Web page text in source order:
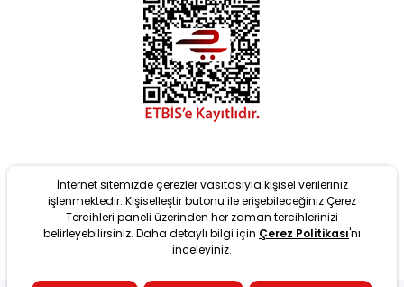
Yeni
tarafından T-Soft Altyapısıyla geliştirilmiştir. #OD 2022 Copyright
İnternet sitemizde çerezler vasıtasıyla kişisel verileriniz
işlenmektedir. Kişiselleştir butonu ile erişebileceğiniz Çerez
Tercihleri paneli üzerinden her zaman tercihlerinizi
belirleyebilirsiniz. Daha detaylı bilgi için Çerez Politikası'nı
inceleyiniz.